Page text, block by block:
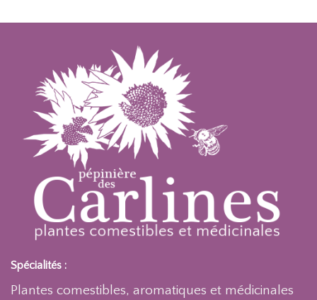
Spécialités :
Plantes comestibles, aromatiques et médicinales